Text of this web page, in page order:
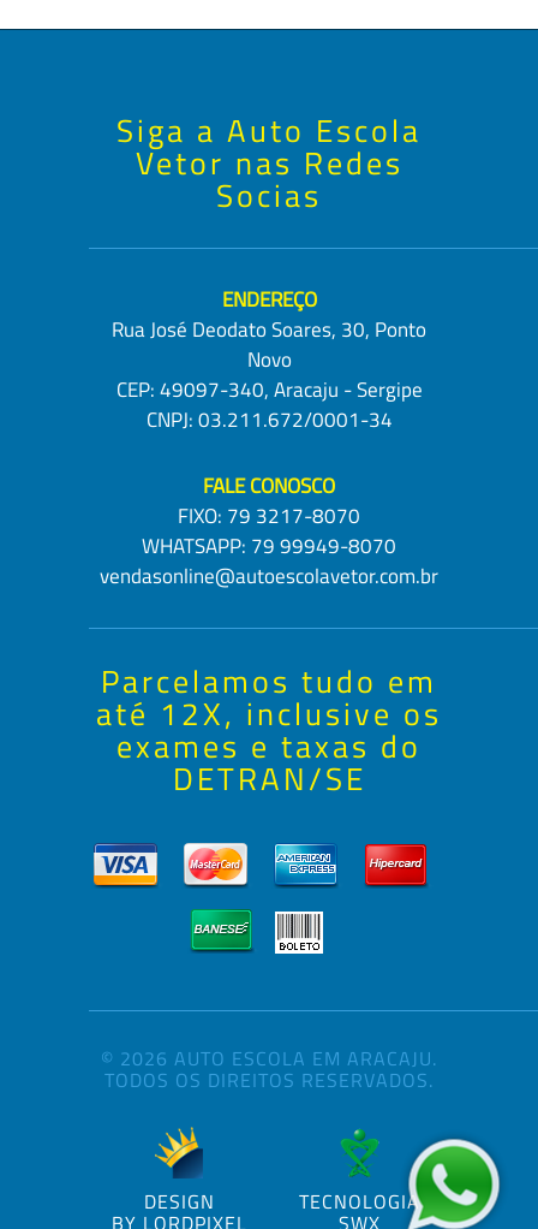
Siga a Auto Escola
Vetor nas Redes
Socias
ENDEREÇO
Rua José Deodato Soares, 30, Ponto
Novo
CEP: 49097-340, Aracaju - Sergipe
CNPJ: 03.211.672/0001-34
FALE CONOSCO
FIXO: 79 3217-8070
WHATSAPP: 79 99949-8070
vendasonline@autoescolavetor.com.br
Parcelamos tudo em
até 12X, inclusive os
exames e taxas do
DETRAN/SE
© 2026 AUTO ESCOLA EM ARACAJU.
TODOS OS DIREITOS RESERVADOS.
DESIGN
BY LORDPIXEL
TECNOLOGIA
SWX